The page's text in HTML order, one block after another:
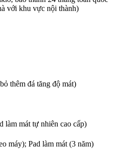
với khu vực nội thành)
thêm đá tăng độ mát)
làm mát tự nhiên cao cấp)
máy); Pad làm mát (3 năm)